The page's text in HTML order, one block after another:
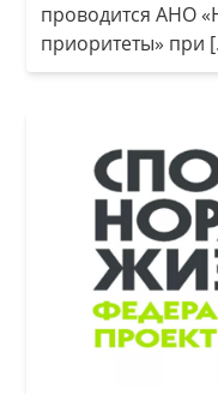
проводится АНО
приоритеты» при